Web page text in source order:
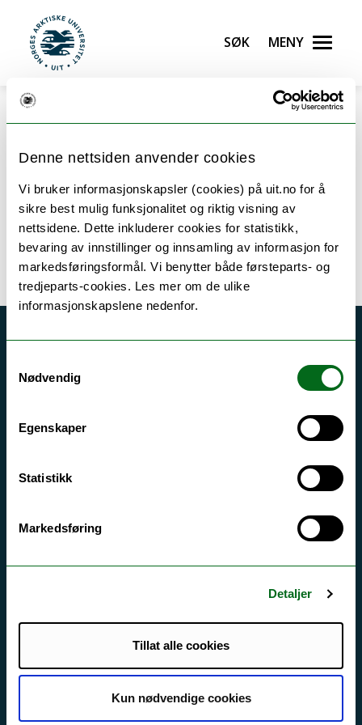
Denne nettsiden anvender cookies
Vi bruker informasjonskapsler (cookies) på uit.no for å
sikre best mulig funksjonalitet og riktig visning av
nettsidene. Dette inkluderer cookies for statistikk,
bevaring av innstillinger og innsamling av informasjon for
markedsføringsformål. Vi benytter både førsteparts- og
tredjeparts-cookies. Les mer om de ulike
informasjonskapslene nedenfor.
Nødvendig
Egenskaper
Statistikk
Markedsføring
Detaljer
Tillat alle cookies
Kun nødvendige cookies
UiT Norges arktiske universitet
Søk Meny
Tilknyttede enheter
Akutt hjelp
Si ifra!
Personvern ved UiT
Tilgjengelighetserklæring
Ledige stillinger
English website